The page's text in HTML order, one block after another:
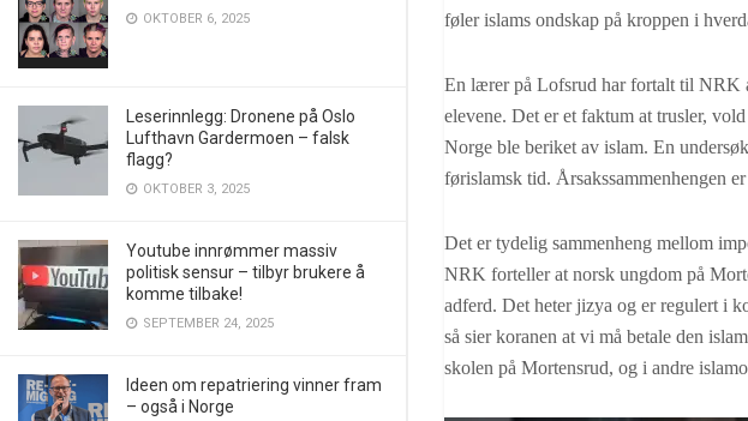
OKTOBER 6, 2025
Leserinnlegg: Dronene på Oslo
Lufthavn Gardermoen – falsk
flagg?
OKTOBER 3, 2025
Youtube innrømmer massiv
politisk sensur – tilbyr brukere å
komme tilbake!
SEPTEMBER 24, 2025
Ideen om repatriering vinner fram
– også i Norge
føler islams ondskap på kroppen i
En lærer på Lofsrud har fortalt til NRK
elevene. Det er et faktum at trusler,
Norge ble beriket av islam. En
førislamsk tid. Årsakssammenhengen
Det er tydelig sammenheng mellom
NRK forteller at norsk ungdom på
adferd. Det heter jizya og er regulert i
så sier koranen at vi må betale den
skolen på Mortensrud, og i andre